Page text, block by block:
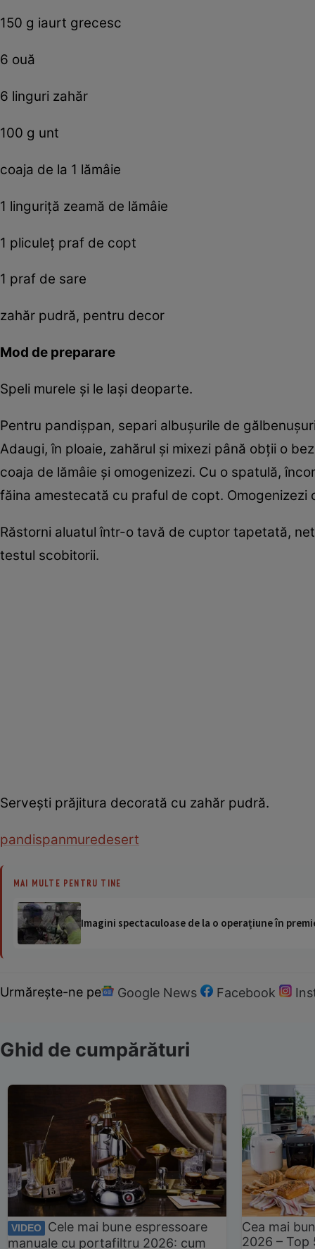
150 g iaurt grecesc
6 ouă
6 linguri zahăr
100 g unt
coaja de la 1 lămâie
1 linguriță zeamă de lămâie
1 pliculeț praf de copt
1 praf de sare
zahăr pudră, pentru decor
Mod de preparare
Speli murele și le lași deoparte.
Pentru pandișpan, separi albușurile de
Adaugi, în ploaie, zahărul și mixezi până obții o
coaja de lămâie și omogenizezi. Cu o spatulă,
făina amestecată cu praful de copt. Omogenizezi
Răstorni aluatul într-o tavă de cuptor tapetată,
testul scobitorii.
Servești prăjitura decorată cu zahăr pudră.
pandispanmuredesert
MAI MULTE PENTRU TINE
Imagini spectaculoase de la o operațiune în
Urmărește-ne pe Google News Facebook
Ghid de cumpărături
VIDEO
Cele mai bune espressoare
manuale cu portafiltru 2026: cum
Cea mai
2026 –